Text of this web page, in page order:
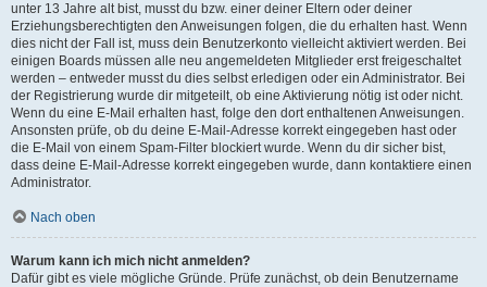
unter 13 Jahre alt bist, musst du bzw. einer deiner Eltern oder deiner
Erziehungsberechtigten den Anweisungen folgen, die du erhalten hast. Wenn
dies nicht der Fall ist, muss dein Benutzerkonto vielleicht aktiviert werden. Bei
einigen Boards müssen alle neu angemeldeten Mitglieder erst freigeschaltet
werden – entweder musst du dies selbst erledigen oder ein Administrator. Bei
der Registrierung wurde dir mitgeteilt, ob eine Aktivierung nötig ist oder nicht.
Wenn du eine E-Mail erhalten hast, folge den dort enthaltenen Anweisungen.
Ansonsten prüfe, ob du deine E-Mail-Adresse korrekt eingegeben hast oder
die E-Mail von einem Spam-Filter blockiert wurde. Wenn du dir sicher bist,
dass deine E-Mail-Adresse korrekt eingegeben wurde, dann kontaktiere einen
Administrator.
Nach oben
Warum kann ich mich nicht anmelden?
Dafür gibt es viele mögliche Gründe. Prüfe zunächst, ob dein Benutzername